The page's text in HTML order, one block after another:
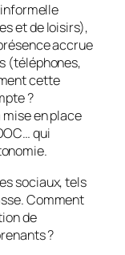
et de loisirs),
accrue
(téléphones,
cette
?
mise en place
qui
sociaux, tels
Comment
de
?